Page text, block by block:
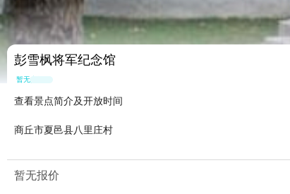
彭雪枫将军纪念馆
暂无点评
查看景点简介及开放时间
商丘市夏邑县八里庄村
暂无报价